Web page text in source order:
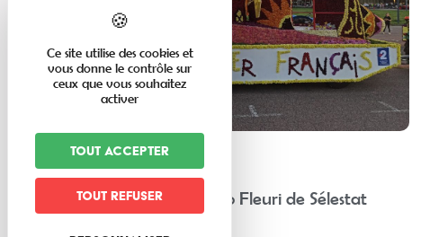
En famille
“Chez nos voisins” : Corso Fleuri de Sélestat
Ce site utilise des cookies et
vous donne le contrôle sur
ceux que vous souhaitez
activer
Tout accepter
Tout refuser